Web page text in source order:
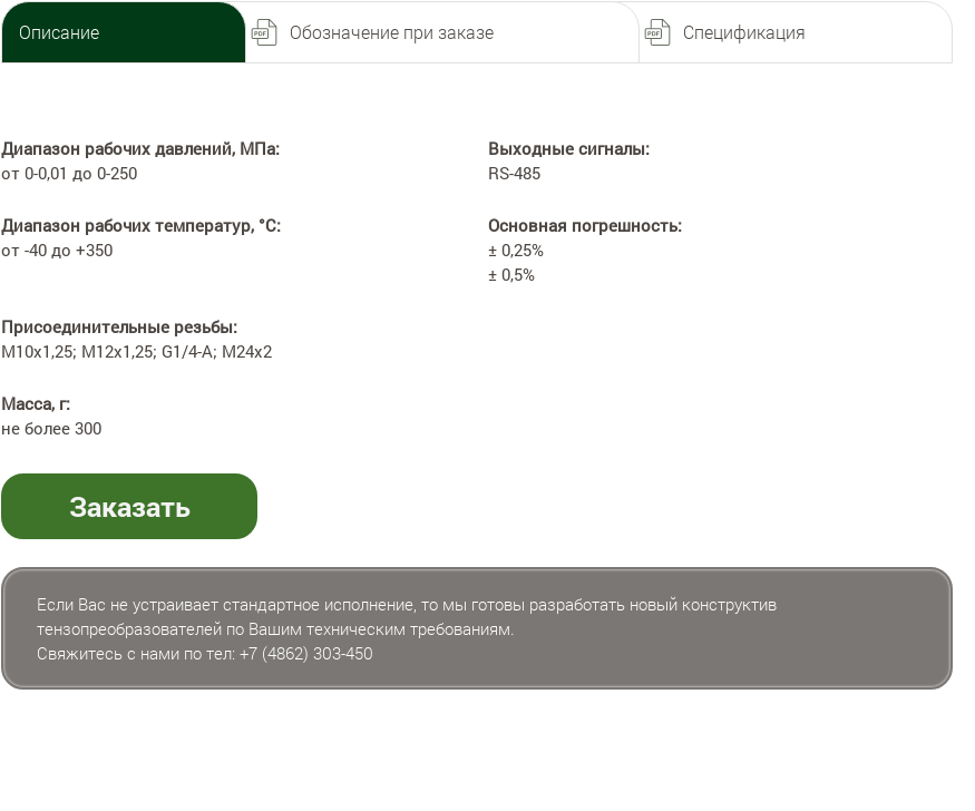
Описание Обозначение при заказе Спецификация
Диапазон рабочих давлений, МПа:
от 0-0,01 до 0-250
Диапазон рабочих температур, °С:
от -40 до +350
Присоединительные резьбы:
M10x1,25; M12x1,25; G1/4-A; M24x2
Масса, г:
не более 300
Выходные сигналы:
RS-485
Основная погрешность:
± 0,25%
± 0,5%
Заказать
Если Вас не устраивает стандартное исполнение, то мы готовы разработать новый конструктив
тензопреобразователей по Вашим техническим требованиям.
Свяжитесь с нами по тел: +7 (4862) 303-450